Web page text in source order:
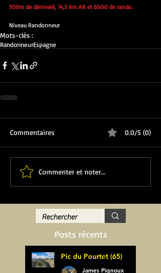
950m de dénivelé, 14,5 km AR et 6h00 de rando.
Niveau Randonneur
Mots-clés :
RandonneurEspagne
Commentaires 0.0/5 (0)
Commenter et noter...
Posts récents
Pic du Pourtet (65)
James Pignoux